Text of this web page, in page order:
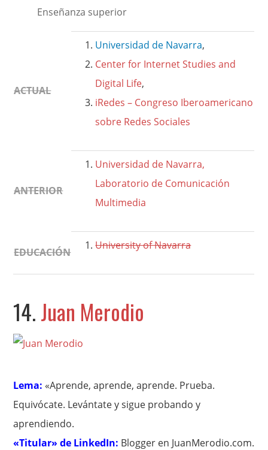
Enseñanza superior
ACTUAL
Universidad de Navarra,
Center for Internet Studies and
Digital Life,
iRedes – Congreso Iberoamericano
sobre Redes Sociales
ANTERIOR
Universidad de Navarra,
Laboratorio de Comunicación
Multimedia
EDUCACIÓN
University of Navarra
14.Juan Merodio
Lema: «Aprende, aprende, aprende. Prueba.
Equivócate. Levántate y sigue probando y
aprendiendo.
«Titular» de LinkedIn: Blogger en JuanMerodio.com.